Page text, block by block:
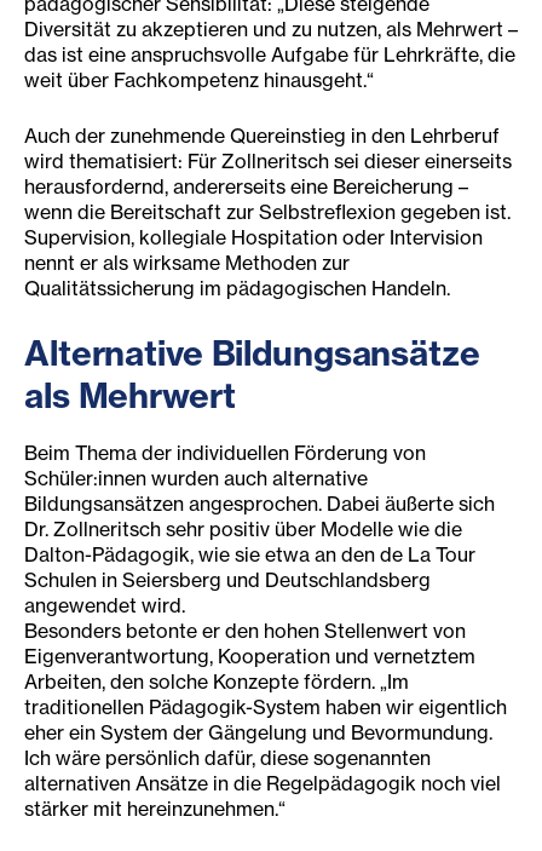
Diversität zu akzeptieren und zu nutzen, als Mehrwert –
das ist eine anspruchsvolle Aufgabe für Lehrkräfte, die
weit über Fachkompetenz hinausgeht.“
Auch der zunehmende Quereinstieg in den Lehrberuf
wird thematisiert: Für Zollneritsch sei dieser einerseits
herausfordernd, andererseits eine Bereicherung –
wenn die Bereitschaft zur Selbstreflexion gegeben ist.
Supervision, kollegiale Hospitation oder Intervision
nennt er als wirksame Methoden zur
Qualitätssicherung im pädagogischen Handeln.
Alternative Bildungsansätze
als Mehrwert
Beim Thema der individuellen Förderung von
Schüler:innen wurden auch alternative
Bildungsansätzen angesprochen. Dabei äußerte sich
Dr. Zollneritsch sehr positiv über Modelle wie die
Dalton-Pädagogik, wie sie etwa an den de La Tour
Schulen in Seiersberg und Deutschlandsberg
angewendet wird.
Besonders betonte er den hohen Stellenwert von
Eigenverantwortung, Kooperation und vernetztem
Arbeiten, den solche Konzepte fördern. „Im
traditionellen Pädagogik-System haben wir eigentlich
eher ein System der Gängelung und Bevormundung.
Ich wäre persönlich dafür, diese sogenannten
alternativen Ansätze in die Regelpädagogik noch viel
stärker mit hereinzunehmen.“